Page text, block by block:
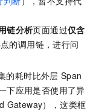
链分析页面通过仅含
的调用链，进行问
的耗时比外层 Span
下应用是否使用了异
Gateway），这类框